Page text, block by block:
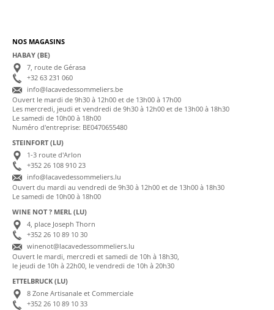
NOS MAGASINS
HABAY (BE)
7, route de Gérasa
+32 63 231 060
info@lacavedessommeliers.be
Ouvert le mardi de 9h30 à 12h00 et de 13h00 à 17h00
Les mercredi, jeudi et vendredi de 9h30 à 12h00 et de 13h00 à 18h30
Le samedi de 10h00 à 18h00
Numéro d'entreprise: BE0470655480
STEINFORT (LU)
1-3 route d'Arlon
+352 26 108 910 23
info@lacavedessommeliers.lu
Ouvert du mardi au vendredi de 9h30 à 12h00 et de 13h00 à 18h30
Le samedi de 10h00 à 18h00
WINE NOT ? MERL (LU)
4, place Joseph Thorn
+352 26 10 89 10 30
winenot@lacavedessommeliers.lu
Ouvert le mardi, mercredi et samedi de 10h à 18h30,
le jeudi de 10h à 22h00, le vendredi de 10h à 20h30
ETTELBRUCK (LU)
8 Zone Artisanale et Commerciale
+352 26 10 89 10 33